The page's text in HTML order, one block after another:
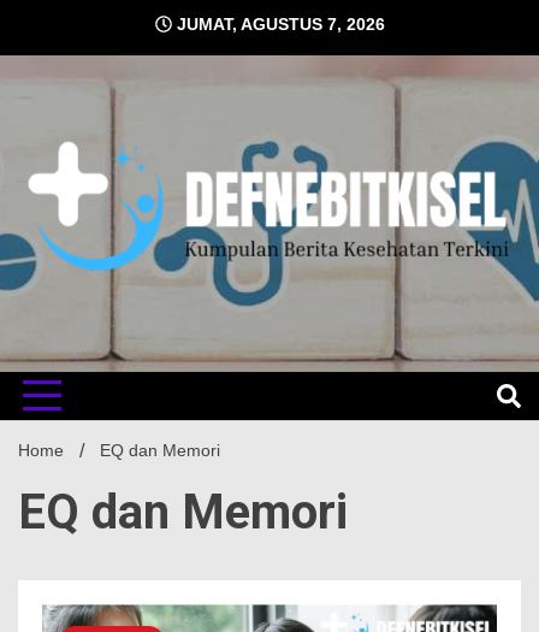
content
JUMAT, AGUSTUS 7, 2026
Home EQ dan Memori
EQ dan Memori